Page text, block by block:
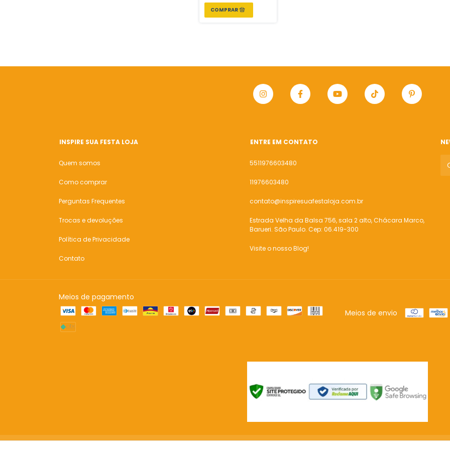
INSPIRE SUA FESTA LOJA
Quem somos
Como comprar
Perguntas Frequentes
Trocas e devoluções
Política de Privacidade
Contato
ENTRE EM CONTATO
5511976603480
11976603480
contato@inspiresuafestaloja.com.br
Estrada Velha da Balsa 756, sala 2 alto, Chácara Marco,
Barueri. São Paulo. Cep: 06.419-300
Visite o nosso Blog!
Meios de pagamento
Meios de envio